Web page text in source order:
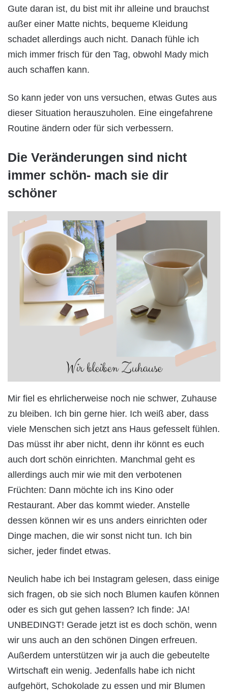
Gute daran ist, du bist mit ihr alleine und brauchst
außer einer Matte nichts, bequeme Kleidung
schadet allerdings auch nicht. Danach fühle ich
mich immer frisch für den Tag, obwohl Mady mich
auch schaffen kann.
So kann jeder von uns versuchen, etwas Gutes aus
dieser Situation herauszuholen. Eine eingefahrene
Routine ändern oder für sich verbessern.
Die Veränderungen sind nicht
immer schön- mach sie dir
schöner
Mir fiel es ehrlicherweise noch nie schwer, Zuhause
zu bleiben. Ich bin gerne hier. Ich weiß aber, dass
viele Menschen sich jetzt ans Haus gefesselt fühlen.
Das müsst ihr aber nicht, denn ihr könnt es euch
auch dort schön einrichten. Manchmal geht es
allerdings auch mir wie mit den verbotenen
Früchten: Dann möchte ich ins Kino oder
Restaurant. Aber das kommt wieder. Anstelle
dessen können wir es uns anders einrichten oder
Dinge machen, die wir sonst nicht tun. Ich bin
sicher, jeder findet etwas.
Neulich habe ich bei Instagram gelesen, dass einige
sich fragen, ob sie sich noch Blumen kaufen können
oder es sich gut gehen lassen? Ich finde: JA!
UNBEDINGT! Gerade jetzt ist es doch schön, wenn
wir uns auch an den schönen Dingen erfreuen.
Außerdem unterstützen wir ja auch die gebeutelte
Wirtschaft ein wenig. Jedenfalls habe ich nicht
aufgehört, Schokolade zu essen und mir Blumen